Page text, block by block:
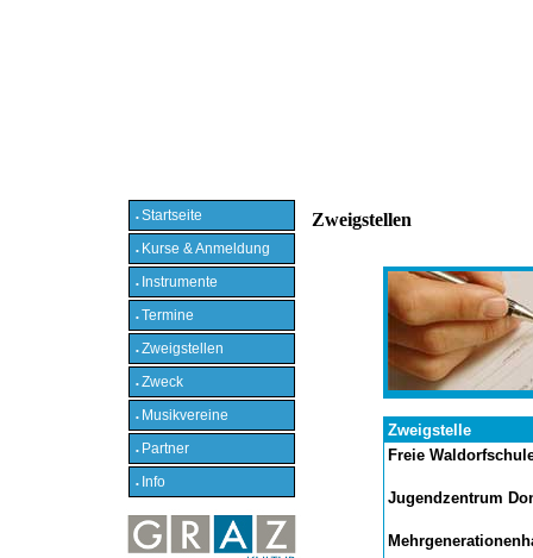
• Startseite
• Kurse & Anmeldung
• Instrumente
• Termine
• Zweigstellen
• Zweck
• Musikvereine
• Partner
• Info
Zweigstellen
Zweigstelle
Freie
Jugendzentrum